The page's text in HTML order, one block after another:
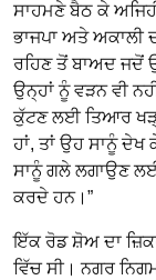
ਸਾਹਮਣੇ ਬੈਠ ਕੇ
ਭਾਜਪਾ ਅਤੇ
ਰਹਿਣ ਤੋਂ ਬਾਅਦ ਜਦੋਂ
ਉਨ੍ਹਾਂ ਨੂੰ ਵੜਨ ਵੀ
ਕੁੱਟਣ ਲਈ ਤਿਆਰ
ਹਾਂ, ਤਾਂ ਉਹ ਸਾਨੂੰ
ਸਾਨੂੰ ਗਲੇ ਲਗਾਉਣ
ਕਰਦੇ ਹਨ।”
ਇੱਕ ਰੋਡ ਸ਼ੋਅ ਦਾ
ਵਿੱਚ ਸੀ। ਨਗਰ